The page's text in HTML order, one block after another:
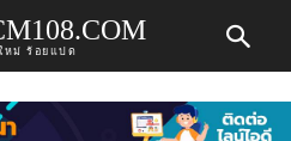
หม่ ร้อยแปด